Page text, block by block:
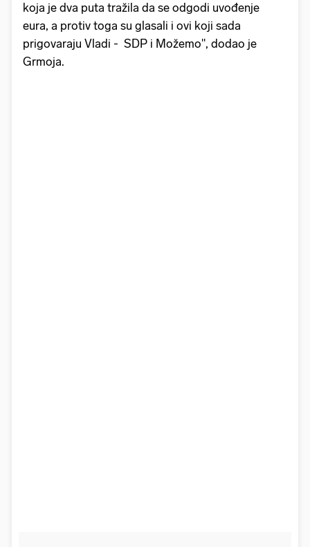
koja je dva puta tražila da se odgodi uvođenje
eura, a protiv toga su glasali i ovi koji sada
prigovaraju Vladi - SDP i Možemo", dodao je
Grmoja.